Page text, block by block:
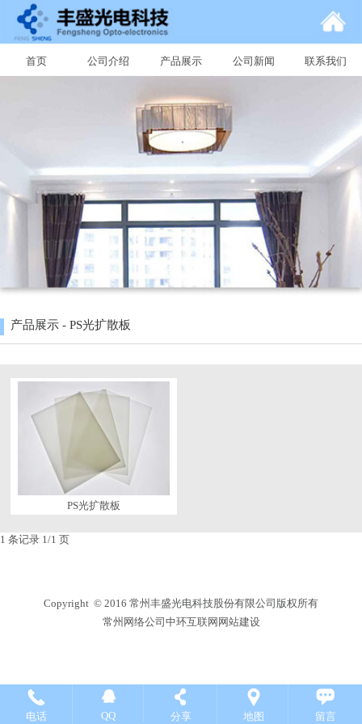
首页 公司介绍 产品展示 公司新闻 联系我们
产品展示 - PS光扩散板
PS光扩散板
1 条记录 1/1 页
Copyright © 2016 常州丰盛光电科技股份有限公司 版权所有
常州网络公司中环互联网网站建设
电话 QQ 分享 地图 留言